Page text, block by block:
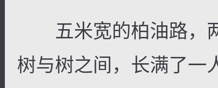
五米宽的柏油路，
树与树之间，长满了一